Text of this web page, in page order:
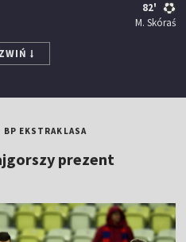
82'
M. Skóraś
BP EKSTRAKLASA
prezent